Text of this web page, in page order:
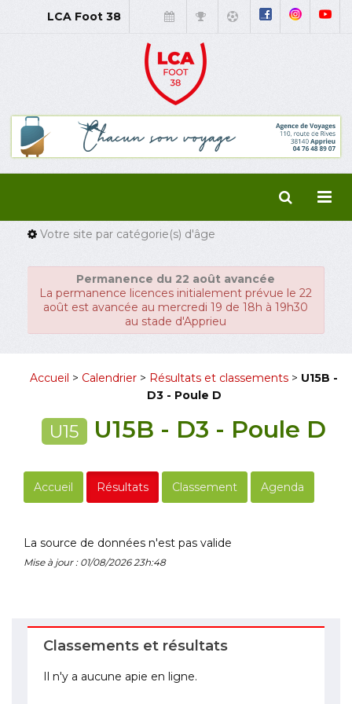
LCA Foot 38
Votre site par catégorie(s) d'âge
Permanence du 22 août avancée
La permanence licences initialement prévue le 22
août est avancée au mercredi 19 de 18h à 19h30
au stade d'Apprieu
Accueil > Calendrier > Résultats et classements > U15B -
D3 - Poule D
U15 U15B - D3 - Poule D
Accueil Résultats Classement Agenda
La source de données n'est pas valide
Mise à jour : 01/08/2026 23h:48
Classements et résultats
Il n'y a aucune apie en ligne.